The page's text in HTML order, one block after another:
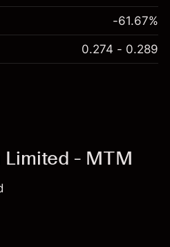
-61.67%
0.274 - 0.289
- MTM